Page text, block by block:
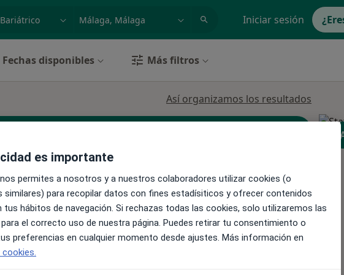
enfermedad o nombre
p. ej. Madrid Iniciar sesión
Fechas disponibles Más filtros
Así organizamos los resultados
Seguros Mapfre
La reserva de cita online no está disponible
Pedir una cita
es importante
permites a nosotros y a nuestros colaboradores utilizar cookies (o
similares) para recopilar datos con fines estadísiticos y ofrecer contenidos
tus hábitos de navegación. Si rechazas todas las cookies, solo utilizaremos las
el correcto uso de nuestra página. Puedes retirar tu consentimiento o
preferencias en cualquier momento desde ajustes. Más información en